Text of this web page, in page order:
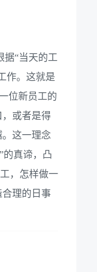
据“当天的工
作。这就是
位新员工的
或者是得
这一理念
的真谛，凸
，怎样做一
理的日事